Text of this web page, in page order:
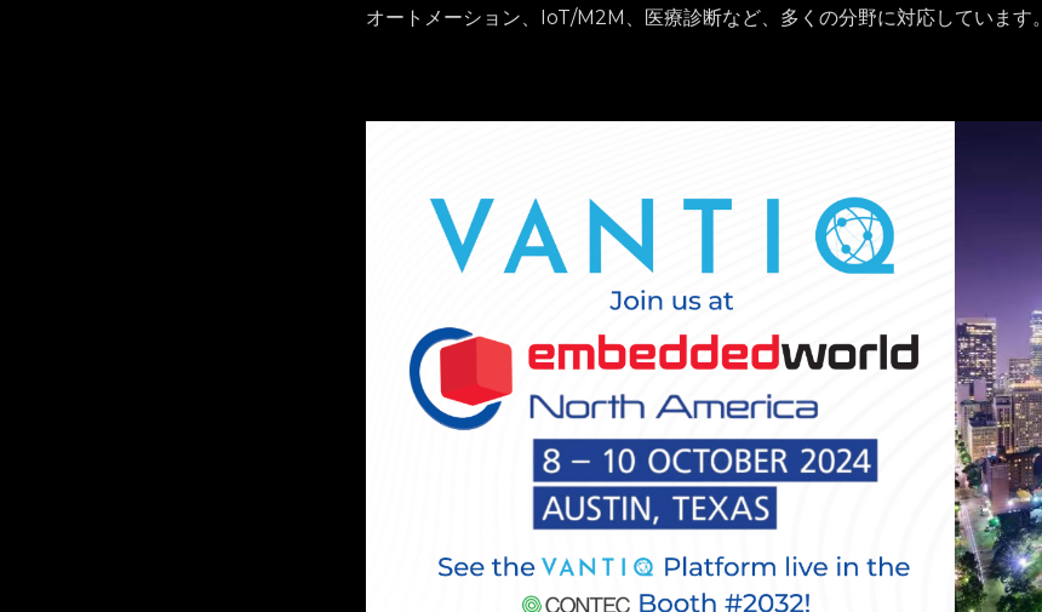
オートメーション、IoT/M2M、医療診断など、多くの分野に対応しています。